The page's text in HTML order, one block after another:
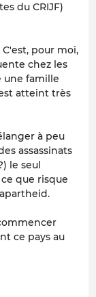
du CRIJF)
pour moi,
chez les
une famille
atteint très
à peu
assassinats
le seul
que risque
ce pays au